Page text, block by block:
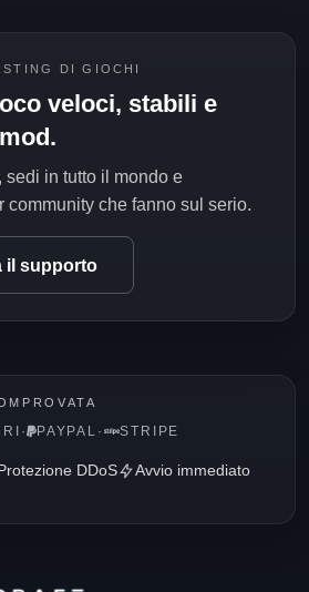
DI GIOCHI
veloci, stabili e
sedi in tutto il mondo e
community che fanno sul serio.
il supporto
· PAYPAL · STRIPE
Protezione DDoS
Avvio immediato